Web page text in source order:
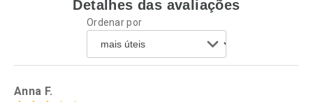
Ativar Desconto
Comprar sem Desconto
Por R$ 37,25/cada
Comprar sem Desconto
Ativar Desconto
Comprar sem Desconto
Por R$ 24,29/cada
Detalhes das avaliações
Ordenar por
Anna F.